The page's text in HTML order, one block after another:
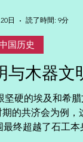
与木器文
硬的埃及和希
的共济会为例，
终超越了石工本
国历史
日 読了時間: 9分